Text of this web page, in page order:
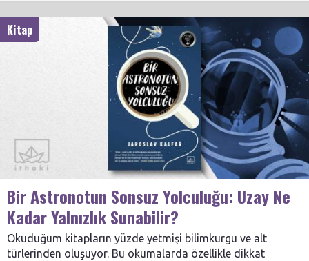
Kitap
Bir Astronotun Sonsuz Yolculuğu: Uzay Ne
Kadar Yalnızlık Sunabilir?
Okuduğum kitapların yüzde yetmişi bilimkurgu ve alt
türlerinden oluşuyor. Bu okumalarda özellikle dikkat